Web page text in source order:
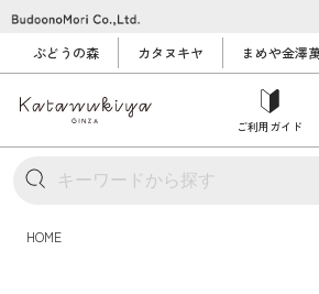
ぶどうの森 カタヌキヤ まめや金澤
ご利用ガイド
HOME